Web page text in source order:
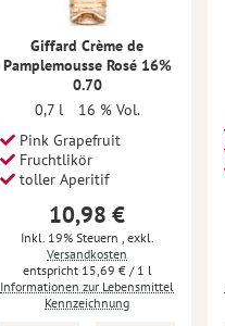
Giffard Crème de
Pamplemousse Rosé 16%
0.70
0,7 l
16 % Vol.
Pink Grapefruit
Fruchtlikör
toller Aperitif
10,98 €
Inkl. 19% Steuern , exkl.
Versandkosten
15,69 €/ 1 l
Informationen zur Lebensmittel
Kennzeichnung